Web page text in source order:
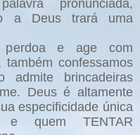
pronunciada,
a Deus trará uma
perdoa e age com
confessamos
brincadeiras
Deus é altamente
especificidade única
e quem TENTAR